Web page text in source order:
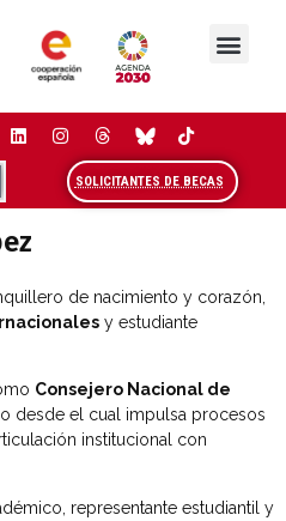
SOLICITANTES DE BECAS
de nacimiento y corazón,
y estudiante
Consejero Nacional de
desde el cual impulsa procesos
institucional con
representante estudiantil y